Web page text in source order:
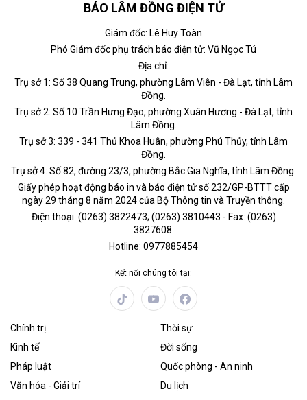
BÁO LÂM ĐỒNG ĐIỆN TỬ
Giám đốc: Lê Huy Toàn
Phó Giám đốc phụ trách báo điện tử: Vũ Ngọc Tú
Địa chỉ:
Trụ sở 1: Số 38 Quang Trung, phường Lâm Viên - Đà Lạt, tỉnh Lâm
Đồng.
Trụ sở 2: Số 10 Trần Hưng Đạo, phường Xuân Hương - Đà Lạt, tỉnh
Lâm Đồng.
Trụ sở 3: 339 - 341 Thủ Khoa Huân, phường Phú Thủy, tỉnh Lâm
Đồng.
Trụ sở 4: Số 82, đường 23/3, phường Bắc Gia Nghĩa, tỉnh Lâm Đồng.
Giấy phép hoạt động báo in và báo điện tử số 232/GP-BTTT cấp
ngày 29 tháng 8 năm 2024 của Bộ Thông tin và Truyền thông.
Điện thoại: (0263) 3822473; (0263) 3810443 - Fax: (0263)
3827608.
Hotline: 0977885454
Kết nối chúng tôi tại:
Chính trị
Thời sự
Kinh tế
Đời sống
Pháp luật
Quốc phòng - An ninh
Văn hóa - Giải trí
Du lịch